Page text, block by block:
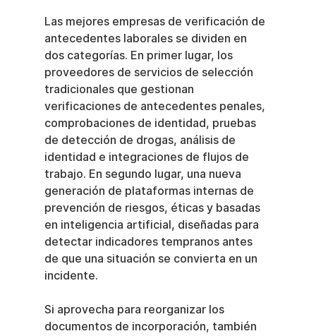
Las mejores empresas de verificación de
antecedentes laborales se dividen en
dos categorías. En primer lugar, los
proveedores de servicios de selección
tradicionales que gestionan
verificaciones de antecedentes penales,
comprobaciones de identidad, pruebas
de detección de drogas, análisis de
identidad e integraciones de flujos de
trabajo. En segundo lugar, una nueva
generación de plataformas internas de
prevención de riesgos, éticas y basadas
en inteligencia artificial, diseñadas para
detectar indicadores tempranos antes
de que una situación se convierta en un
incidente.
Si aprovecha para reorganizar los
documentos de incorporación, también